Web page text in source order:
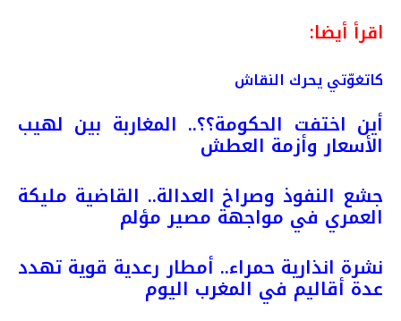
اقرأ أيضا:
كاتغوّتي يحرك النقاش
أين اختفت الحكومة؟؟.. المغاربة بين لهيب
الأسعار وأزمة العطش
جشع النفوذ وصراخ العدالة.. القاضية مليكة
العمري في مواجهة مصير مؤلم
نشرة انذارية حمراء.. أمطار رعدية قوية تهدد
عدة أقاليم في المغرب اليوم